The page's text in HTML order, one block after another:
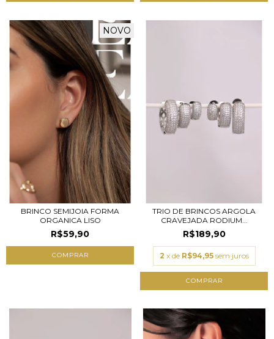
NOVO
BRINCO SEMIJOIA FORMA
ORGANICA LISO
R$59,90
COMPRAR
TRIO DE BRINCOS ARGOLA
CRAVEJADA RODIUM...
R$189,90
2 x de R$94,95 sem juros